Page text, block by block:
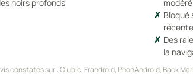
noirs profonds
modéré
Bloqué
Des
la
constatés sur :Clubic, Frandroid, PhonAndroid, Back